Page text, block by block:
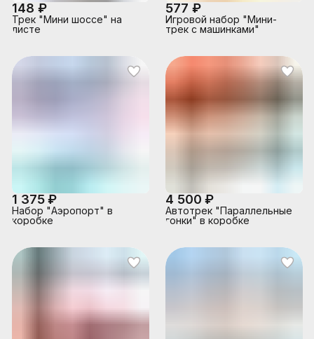
148 ₽
Трек "Мини шоссе" на
листе
577 ₽
Игровой набор "Мини-
трек с машинками"
1 375 ₽
Набор "Аэропорт" в
коробке
4 500 ₽
Автотрек "Параллельные
гонки" в коробке